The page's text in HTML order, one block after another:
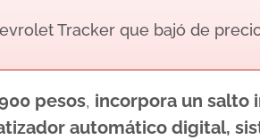
Tracker que bajó de
pesos, incorpora un salto
automático digital,